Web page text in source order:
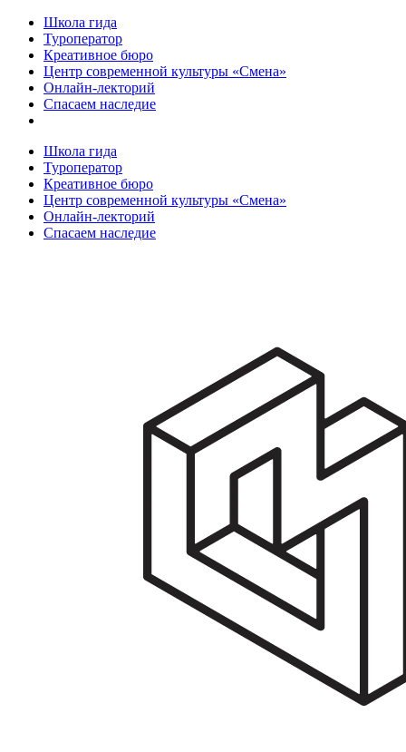
Школа гида
Туроператор
Креативное бюро
Центр современной культуры «Смена»
Онлайн-лекторий
Спасаем наследие
Школа гида
Туроператор
Креативное бюро
Центр современной культуры «Смена»
Онлайн-лекторий
Спасаем наследие